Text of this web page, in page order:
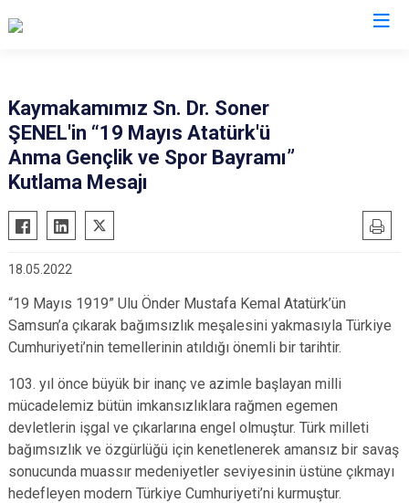
Adalar
Avcılar
Bahçelievler
Beşiktaş
Beykoz
Büyükçekmece
Çatalca
Esenler
Eyüpsultan
Fatih
Gaziosmanpaşa
Küçükçekmece
Maltepe
Sarıyer
Şile
Silivri
Şişli
Ataşehir
Başakşehir
Çekmeköy
Esenyurt
Sancaktepe
Sultangazi
Kaymakamımız Sn. Dr. Soner
ŞENEL'in “19 Mayıs Atatürk'ü
Anma Gençlik ve Spor Bayramı”
Kutlama Mesajı
18.05.2022
“19 Mayıs 1919” Ulu Önder Mustafa Kemal Atatürk’ün
Samsun’a çıkarak bağımsızlık meşalesini yakmasıyla Türkiye
Cumhuriyeti’nin temellerinin atıldığı önemli bir tarihtir.
103. yıl önce büyük bir inanç ve azimle başlayan milli
mücadelemiz bütün imkansızlıklara rağmen egemen
devletlerin işgal ve çıkarlarına engel olmuştur. Türk milleti
bağımsızlık ve özgürlüğü için kenetlenerek amansız bir savaş
sonucunda muassır medeniyetler seviyesinin üstüne çıkmayı
hedefleyen modern Türkiye Cumhuriyeti’ni kurmuştur.